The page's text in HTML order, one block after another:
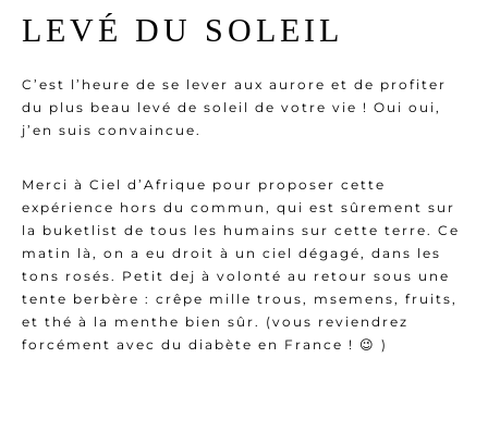
LEVÉ DU SOLEIL
C’est l’heure de se lever aux aurore et de profiter
du plus beau levé de soleil de votre vie ! Oui oui,
j’en suis convaincue.
Merci à Ciel d’Afrique pour proposer cette
expérience hors du commun, qui est sûrement sur
la buketlist de tous les humains sur cette terre. Ce
matin là, on a eu droit à un ciel dégagé, dans les
tons rosés. Petit dej à volonté au retour sous une
tente berbère : crêpe mille trous, msemens, fruits,
et thé à la menthe bien sûr. (vous reviendrez
forcément avec du diabète en France ! 😉 )